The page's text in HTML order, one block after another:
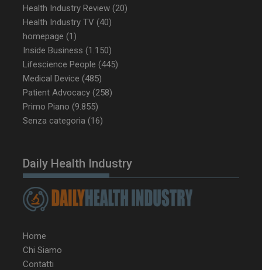
Health Industry Review (20)
Health Industry TV (40)
homepage (1)
Inside Business (1.150)
Lifescience People (445)
Medical Device (485)
Patient Advocacy (258)
Primo Piano (9.855)
Senza categoria (16)
Daily Health Industry
Home
Chi Siamo
Contatti